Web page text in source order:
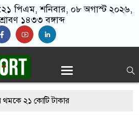
পিএম, শনিবার, ০৮ অগাস্ট ২০২৬,
১৪৩৩ বঙ্গাব্দ
২১ কোটি টাকার